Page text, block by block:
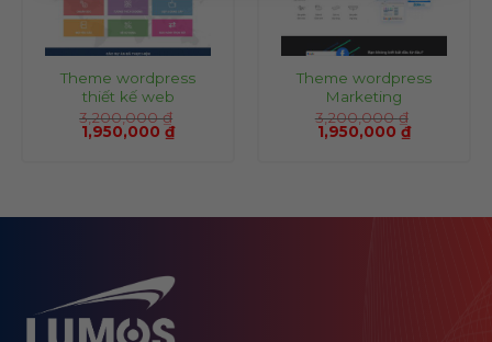
Theme wordpress
thiết kế web
3,200,000₫
1,950,000₫
Theme wordpress
Marketing
3,200,000₫
1,950,000 ₫